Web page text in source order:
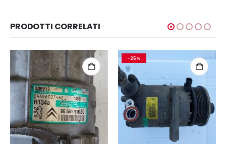
PRODOTTI CORRELATI
-25%